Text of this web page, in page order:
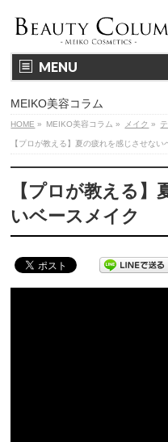
MENU
MEIKO美容コラム
HOME » MEIKO美容コラム » メイク »
【プロが教える】夏の疲れを感じさせない
【プロが教える
いベースメイク